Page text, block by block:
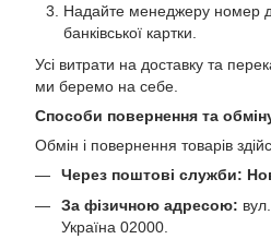
Надайте менеджеру номер
банківської картки.
Усі витрати на доставку та
ми беремо на себе.
Способи повернення та
Обмін і повернення товарів
Через поштові служби:
За фізичною адресою:
Україна 02000.